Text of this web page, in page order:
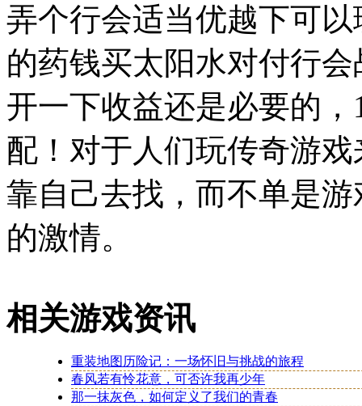
弄个行会适当优越下可
的药钱买太阳水对付行
开一下收益还是必要的
配！对于人们玩传奇游
靠自己去找，而不单是
的激情。
相关游戏资讯
重装地图历险记：一场怀旧与挑战的旅程
春风若有怜花意，可否许我再少年
那一抹灰色，如何定义了我们的青春